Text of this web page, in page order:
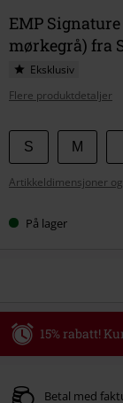
EMP
mørkegrå) fra
Eksklusiv
Flere produktdetaljer
Velg
størrelse
S M
Artikkeldimensjoner
På lager
15% rabatt!
Gyldig fram til 09/08/
Betal med